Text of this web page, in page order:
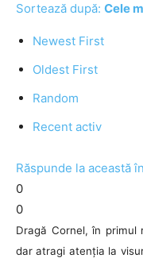
Sortează după: Cele
Newest First
Oldest First
Random
Recent activ
Răspunde la această
0
0
Dragă Cornel, în
dar atragi atenția la